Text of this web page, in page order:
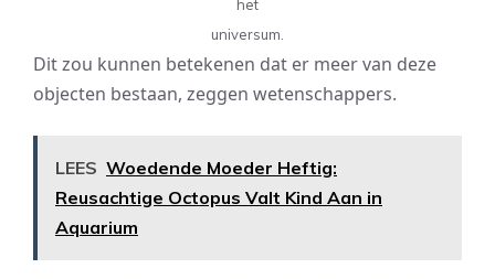
het
universum.
Dit zou kunnen betekenen dat er meer van deze
objecten bestaan, zeggen wetenschappers.
LEES Woedende Moeder Heftig:
Reusachtige Octopus Valt Kind Aan in
Aquarium